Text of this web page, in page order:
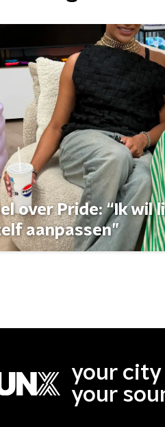
over Pride: “Ik wil
aanpassen”
your city
your